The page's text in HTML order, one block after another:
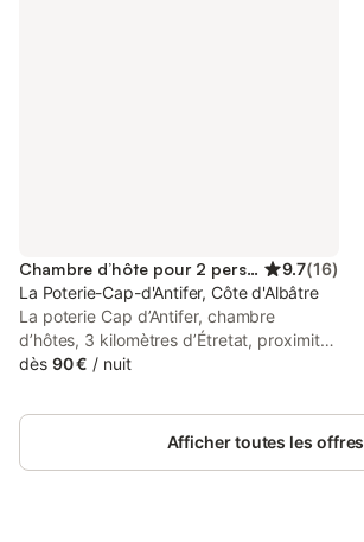
Chambre d’hôte pour 2 personnes 9.7(16)
La Poterie-Cap-d'Antifer, Côte d'Albâtre
La poterie Cap d’Antifer, chambre
d’hôtes, 3 kilomètres d’Étretat, proximité
des plages, du GR21, accès facile,
Marco et Lachet Henri.
dès 90 € / nuit
Afficher toutes les offres